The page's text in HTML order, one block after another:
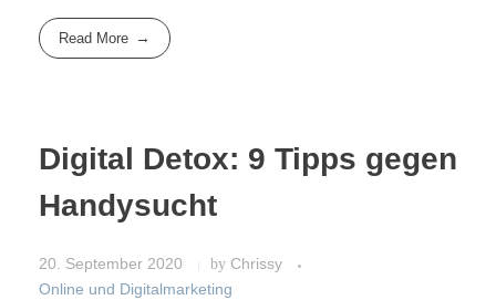
Read More
Digital Detox: 9 Tipps gegen
Handysucht
20. September 2020 by Chrissy
Online und Digitalmarketing